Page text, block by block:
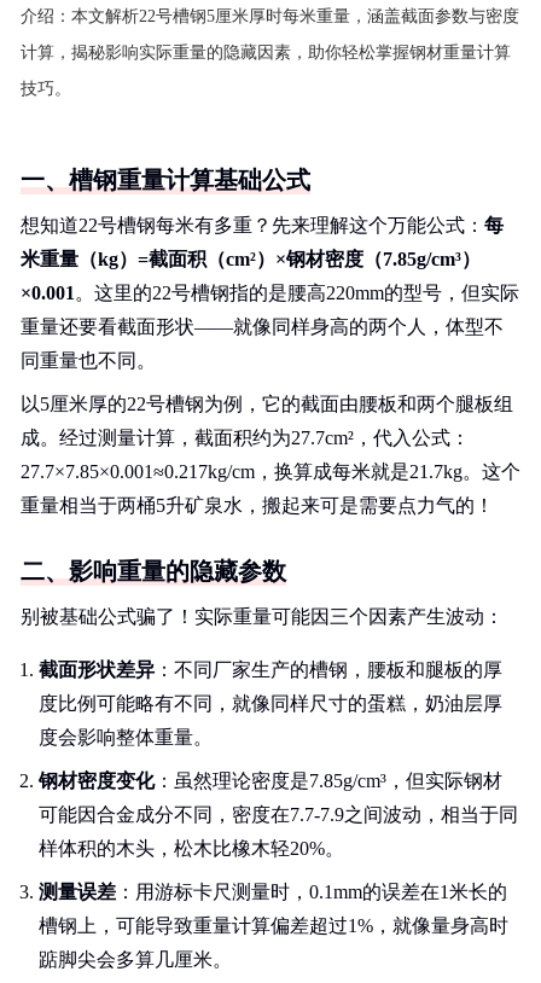
介绍： 本文解析22号槽钢5厘米厚时每米重量，涵盖截面参数与密度
计算，揭秘影响实际重量的隐藏因素，助你轻松掌握钢材重量计算
技巧。
一、槽钢重量计算基础公式
想知道22号槽钢每米有多重？先来理解这个万能公式： 每
米重量（kg）=截面积（cm²）×钢材密度（7.85g/cm³）
×0.001 。这里的22号槽钢指的是腰高220mm的型号，但实际
重量还要看截面形状——就像同样身高的两个人，体型不
同重量也不同。
以5厘米厚的22号槽钢为例，它的截面由腰板和两个腿板组
成。经过测量计算，截面积约为27.7cm²，代入公式：
27.7×7.85×0.001≈0.217kg/cm，换算成每米就是21.7kg。这个
重量相当于两桶5升矿泉水，搬起来可是需要点力气的！
二、影响重量的隐藏参数
别被基础公式骗了！实际重量可能因三个因素产生波动：
截面形状差异 ：不同厂家生产的槽钢，腰板和腿板的厚
度比例可能略有不同，就像同样尺寸的蛋糕，奶油层厚
度会影响整体重量。
钢材密度变化：虽然理论密度是7.85g/cm³，但实际钢材
可能因合金成分不同，密度在7.7-7.9之间波动，相当于同
样体积的木头，松木比橡木轻20%。
测量误差 ：用游标卡尺测量时，0.1mm的误差在1米长的
槽钢上，可能导致重量计算偏差超过1%，就像量身高时
踮脚尖会多算几厘米。